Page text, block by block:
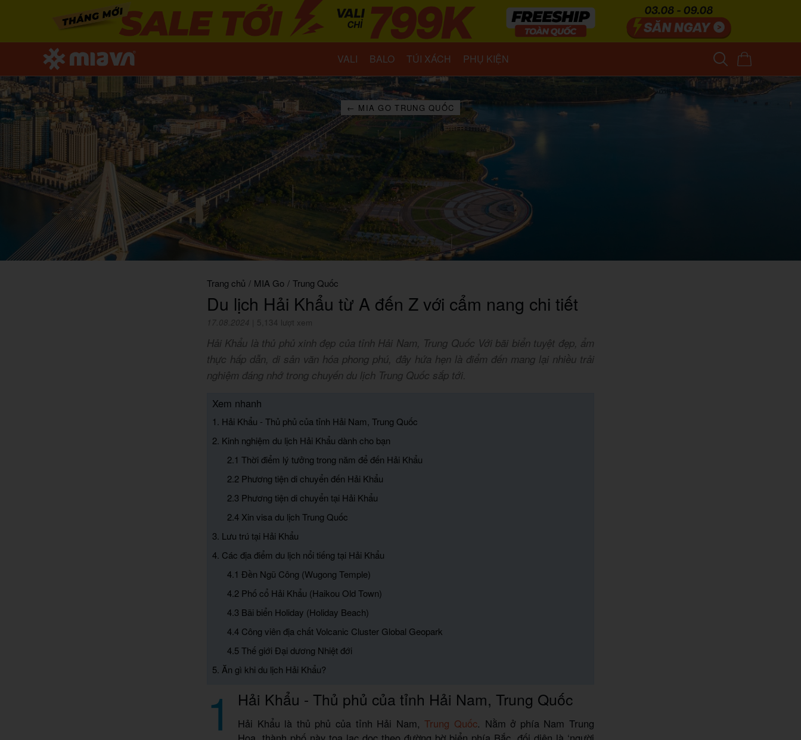
VALI BALO TÚI XÁCH PHỤ KIỆN
← MIA GO TRUNG QUỐC
Trang chủ / MIA Go / Trung Quốc
Du lịch Hải Khẩu từ A đến Z với cẩm nang chi tiết
17.08.2024 5,134 lượt xem
Hải Khẩu là thủ phủ xinh đẹp của tỉnh Hải Nam, Trung Quốc Với bãi biển tuyệt đẹp, ẩm
thực hấp dẫn, di sản văn hóa phong phú, đây hứa hẹn là điểm đến mang lại nhiều trải
nghiệm đáng nhớ trong chuyến du lịch Trung Quốc sắp tới.
Xem nhanh
1. Hải Khẩu - Thủ phủ của tỉnh Hải Nam, Trung Quốc
2. Kinh nghiệm du lịch Hải Khẩu dành cho bạn
2.1 Thời điểm lý tưởng trong năm để đến Hải Khẩu
2.2 Phương tiện di chuyển đến Hải Khẩu
2.3 Phương tiện di chuyển tại Hải Khẩu
2.4 Xin visa du lịch Trung Quốc
3. Lưu trú tại Hải Khẩu
4. Các địa điểm du lịch nổi tiếng tại Hải Khẩu
4.1 Đền Ngũ Công (Wugong Temple)
4.2 Phố cổ Hải Khẩu (Haikou Old Town)
4.3 Bãi biển Holiday (Holiday Beach)
4.4 Công viên địa chất Volcanic Cluster Global Geopark
4.5 Thế giới Đại dương Nhiệt đới
5. Ăn gì khi du lịch Hải Khẩu?
1 Hải Khẩu - Thủ phủ của tỉnh Hải Nam, Trung Quốc
Hải Khẩu là thủ phủ của tỉnh Hải Nam,Trung Quốc. Nằm ở phía Nam Trung